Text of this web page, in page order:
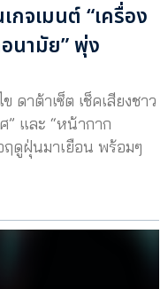
กจเมนต์ “เครื่อง
นามัย” พุ่ง
ดาต้าเซ็ต เช็คเสียงชาว
” และ “หน้ากาก
ฤดูฝุ่นมาเยือน พร้อมๆ